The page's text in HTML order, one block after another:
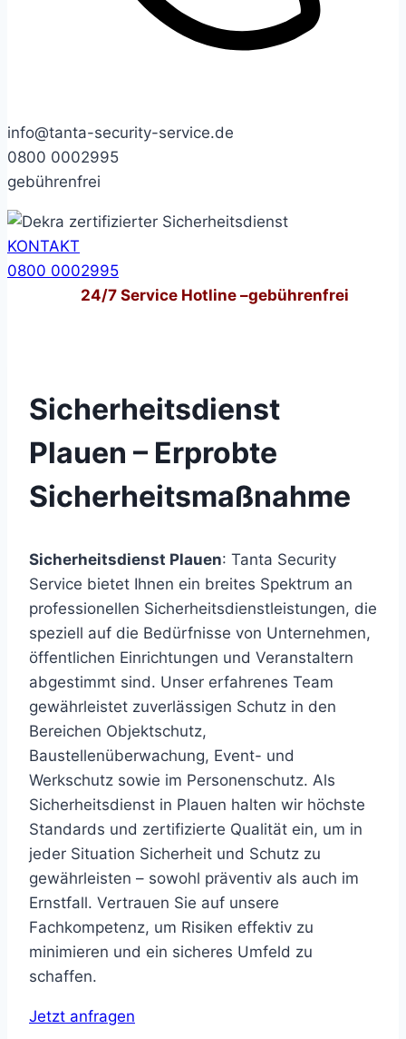
info@tanta-security-service.de
0800 0002995
gebührenfrei
KONTAKT
0800 0002995
24/7Service Hotline –gebührenfrei
Sicherheitsdienst
Plauen – Erprobte
Sicherheitsmaßnahme
Sicherheitsdienst Plauen: Tanta Security
Service bietet Ihnen ein breites Spektrum an
professionellen Sicherheitsdienstleistungen, die
speziell auf die Bedürfnisse von Unternehmen,
öffentlichen Einrichtungen und Veranstaltern
abgestimmt sind. Unser erfahrenes Team
gewährleistet zuverlässigen Schutz in den
Bereichen Objektschutz,
Baustellenüberwachung, Event- und
Werkschutz sowie im Personenschutz. Als
Sicherheitsdienst in Plauen halten wir höchste
Standards und zertifizierte Qualität ein, um in
jeder Situation Sicherheit und Schutz zu
gewährleisten – sowohl präventiv als auch im
Ernstfall. Vertrauen Sie auf unsere
Fachkompetenz, um Risiken effektiv zu
minimieren und ein sicheres Umfeld zu
schaffen.
Jetzt anfragen